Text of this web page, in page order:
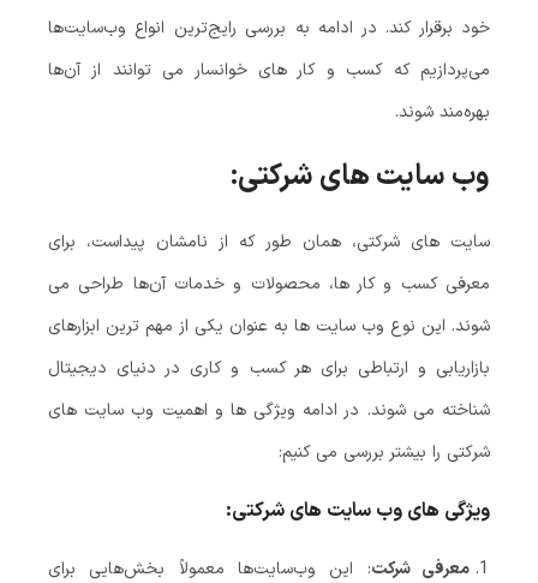
خود برقرار کند. در ادامه به بررسی رایج‌ترین انواع وب‌سایت‌ها
می‌پردازیم که کسب‌ و کار های خوانسار می‌ توانند از آن‌ها
بهره‌مند شوند.
وب‌ سایت‌ های شرکتی:
سایت‌ های شرکتی، همان ‌طور که از نامشان پیداست، برای
معرفی کسب ‌و کار ها، محصولات و خدمات آن‌ها طراحی می
‌شوند. این نوع وب ‌سایت ‌ها به عنوان یکی از مهم ‌ترین ابزارهای
بازاریابی و ارتباطی برای هر کسب‌ و کاری در دنیای دیجیتال
شناخته می ‌شوند. در ادامه ویژگی ‌ها و اهمیت وب ‌سایت ‌های
شرکتی را بیشتر بررسی می‌ کنیم:
ویژگی‌ های وب ‌سایت ‌های شرکتی:
معرفی شرکت: این وب‌سایت‌ها معمولاً بخش‌هایی برای